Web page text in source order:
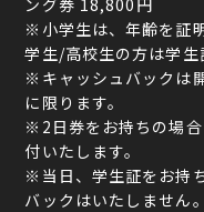
※小学生は、年齢を証
学生/高校生の方は学生
※キャッシュバックは
に限ります。
※2日券をお持ちの場
付いたします。
※当日、学生証をお持
バックはいたしません。